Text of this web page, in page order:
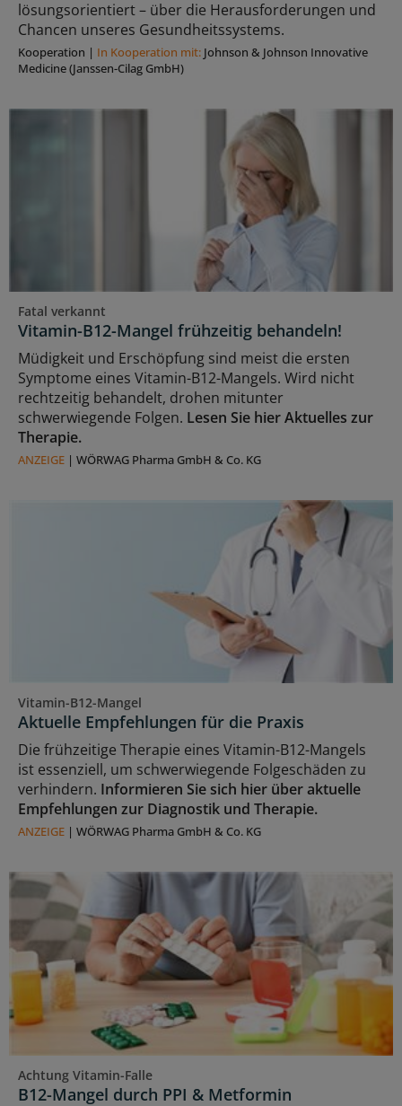
lösungsorientiert – über die Herausforderungen und
Chancen unseres Gesundheitssystems.
Kooperation | In Kooperation mit: Johnson & Johnson Innovative
Medicine (Janssen-Cilag GmbH)
Fatal verkannt
Vitamin-B12-Mangel frühzeitig behandeln!
Müdigkeit und Erschöpfung sind meist die ersten
Symptome eines Vitamin-B12-Mangels. Wird nicht
rechtzeitig behandelt, drohen mitunter
schwerwiegende Folgen. Lesen Sie hier Aktuelles zur
Therapie.
ANZEIGE | WÖRWAG Pharma GmbH & Co. KG
Vitamin-B12-Mangel
Aktuelle Empfehlungen für die Praxis
Die frühzeitige Therapie eines Vitamin-B12-Mangels
ist essenziell, um schwerwiegende Folgeschäden zu
verhindern. Informieren Sie sich hier über aktuelle
Empfehlungen zur Diagnostik und Therapie.
ANZEIGE | WÖRWAG Pharma GmbH & Co. KG
Achtung Vitamin-Falle
B12-Mangel durch PPI & Metformin